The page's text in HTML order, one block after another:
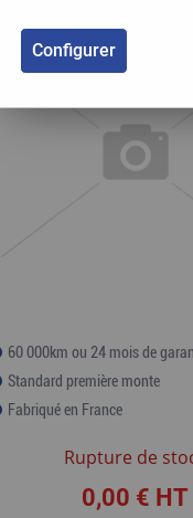
60 000km ou 24 mois de
Standard première monte
Fabriqué en France
Rupture de
0,00 € HT
Configurer